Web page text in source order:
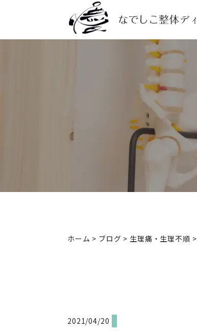
ホーム > ブログ > 生理痛・生理不順 >
2021/04/20